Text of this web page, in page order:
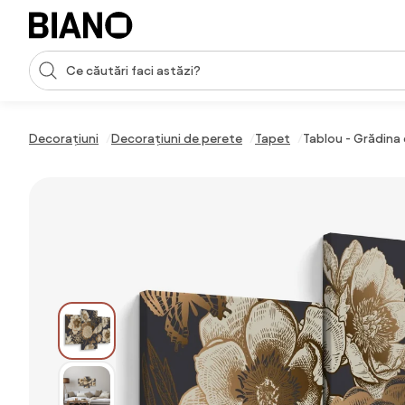
Sari peste navigare, accesează conținutul
Introducerea căutării
Decorațiuni Decorațiuni de perete Tapet Tablou -